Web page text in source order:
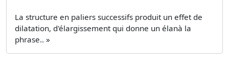
La structure en paliers successifs produit un effet de
dilatation, d'élargissement qui donne un élanà la
phrase.. »